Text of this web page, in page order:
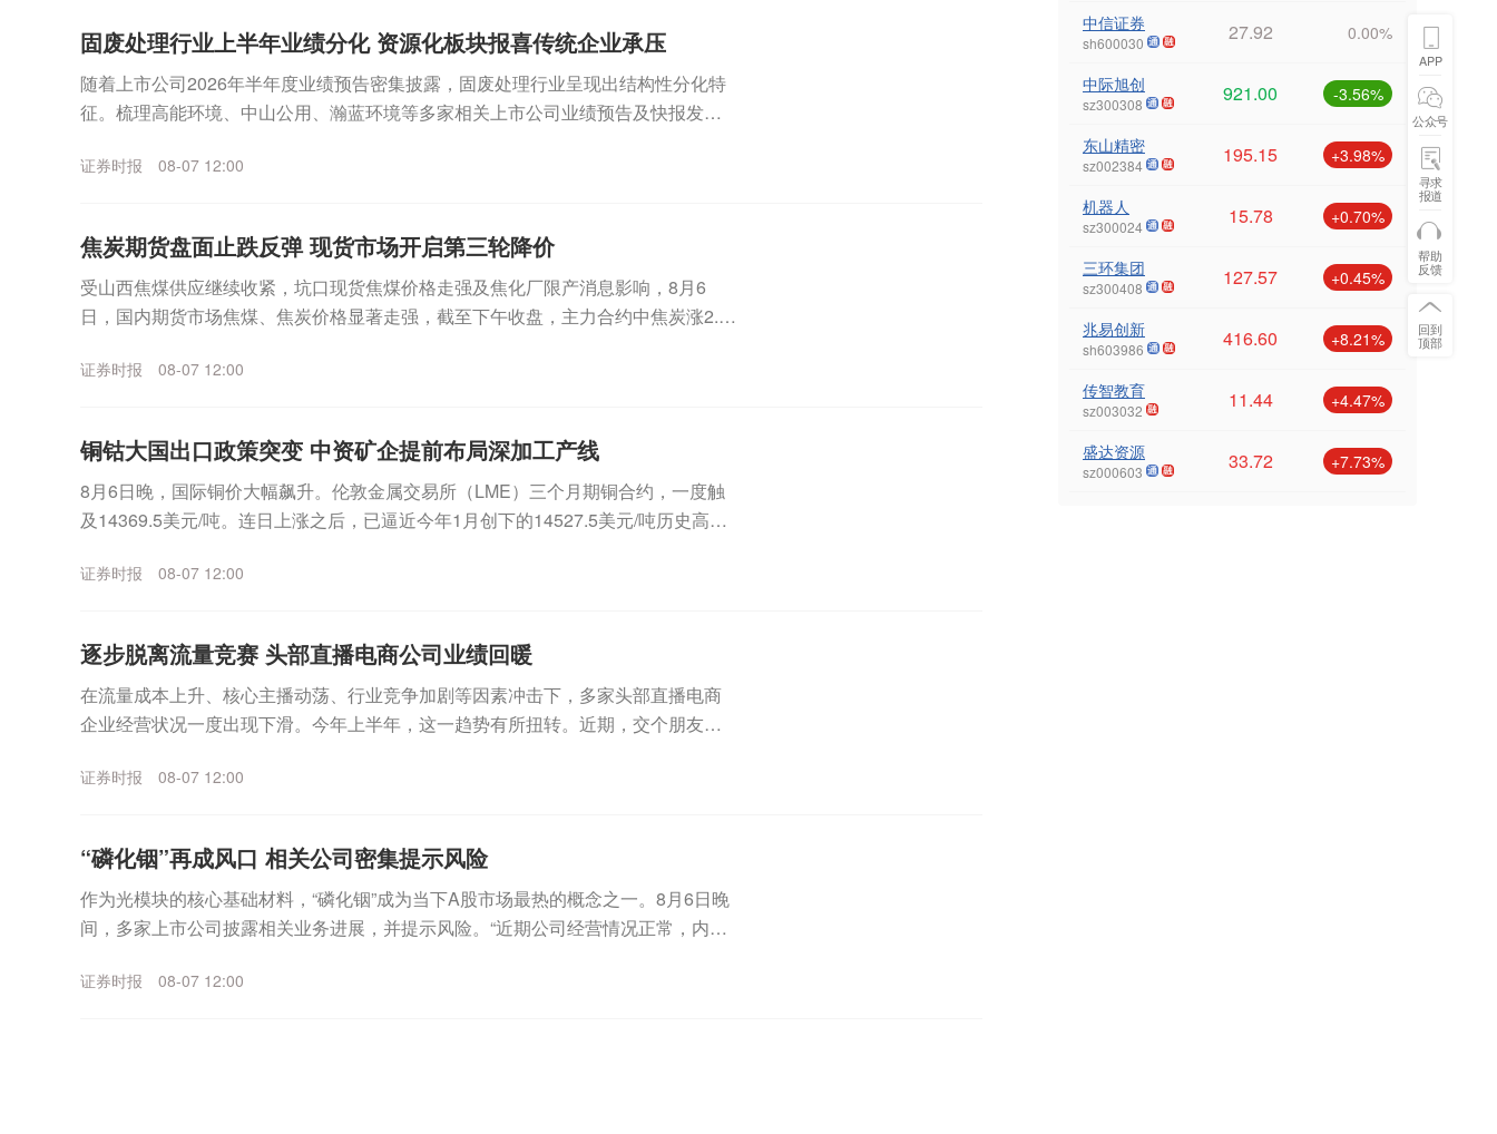
固废处理行业上半年业绩分化 资源化板块报喜传统企业承压
随着上市公司2026年半年度业绩预告密集披露，固废处理行业呈现出结构性分化特
征。梳理高能环境、中山公用、瀚蓝环境等多家相关上市公司业绩预告及快报发
证券时报 08-07 12:00
焦炭期货盘面止跌反弹 现货市场开启第三轮降价
受山西焦煤供应继续收紧，坑口现货焦煤价格走强及焦化厂限产消息影响，8月6
日，国内期货市场焦煤、焦炭价格显著走强，截至下午收盘，主力合约中焦炭涨2.6
证券时报 08-07 12:00
铜钴大国出口政策突变 中资矿企提前布局深加工产线
8月6日晚，国际铜价大幅飙升。伦敦金属交易所（LME）三个月期铜合约，一度触
及14369.5美元/吨。连日上涨之后，已逼近今年1月创下的14527.5美元/吨历史高
证券时报 08-07 12:00
逐步脱离流量竞赛 头部直播电商公司业绩回暖
在流量成本上升、核心主播动荡、行业竞争加剧等因素冲击下，多家头部直播电商
企业经营状况一度出现下滑。今年上半年，这一趋势有所扭转。近期，交个朋友控
证券时报 08-07 12:00
“磷化铟”再成风口 相关公司密集提示风险
作为光模块的核心基础材料，“磷化铟”成为当下A股市场最热的概念之一。8月6日晚
间，多家上市公司披露相关业务进展，并提示风险。“近期公司经营情况正常，内外
证券时报 08-07 12:00
中信证券
sh600030 27.92 0.00%
中际旭创
sz300308 921.00 -3.56%
东山精密
sz002384 195.15 +3.98%
机器人
sz300024 15.78 +0.70%
三环集团
sz300408 127.57 +0.45%
兆易创新
sh603986 416.60 +8.21%
传智教育
sz003032 11.44 +4.47%
盛达资源
sz000603 33.72 +7.73%
APP
公众号
寻求
报道
帮助
反馈
回到
顶部